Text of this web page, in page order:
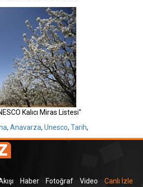
Kalıcı Miras Listesi"
, Anavarza, Unesco, Tarih,
Haber Fotoğraf Video
Canlı İzle